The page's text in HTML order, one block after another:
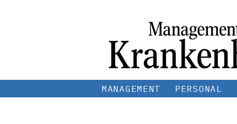
MANAGEMENT PERSONAL